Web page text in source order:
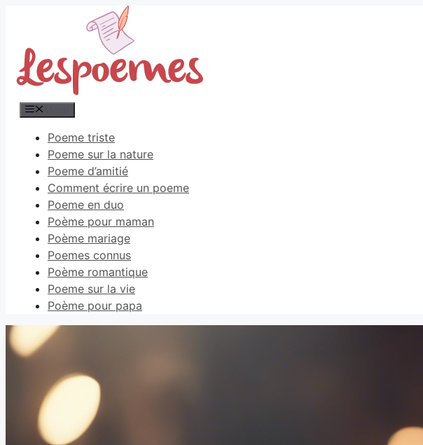
contenu
Poeme triste
Poeme sur la nature
Poeme d’amitié
Comment écrire un poeme
Poeme en duo
Poème pour maman
Poème mariage
Poemes connus
Poème romantique
Poeme sur la vie
Poème pour papa